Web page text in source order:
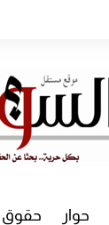
حوار حقوق